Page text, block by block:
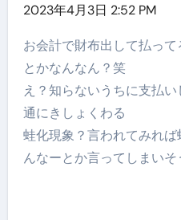
2023年4月3日 2:52 PM
お会計で財布出して払っ
とかなんなん？笑
え？知らないうちに支払
通にきしょくわる
蛙化現象？言われてみれ
んなーとか言ってしまいそ